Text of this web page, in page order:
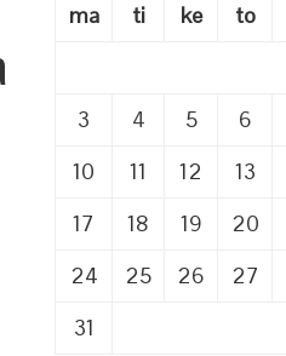
ma
ti ke to
3
4 5 6
10
11 12 13
17
18 19 20
24
25 26 27
31